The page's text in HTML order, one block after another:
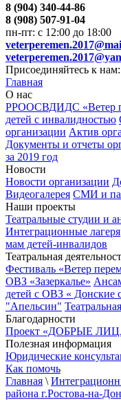
8 (904) 340-44-86
8 (908) 507-91-04
пн-пт: с 12:00 до 18:00
Присоединяйтесь к нам:
Главная
О нас
РРООСВДИДС «Ветер
детей с инвалидностью
организации Актив
Документы и отчеты
за 2019 год
Новости
Новости организации
Видеогалерея СМИ и
Наши проекты
Театральные студии и
Интеграционные лагеря
мам детей-инвалидов
Театральная
Фестиваль «Ветер
ОВЗ «Зазеркалье»
детей с ОВЗ « Донские
"Апельсин"
Благодарности
Проект «ДОБРЫЕ
Полезная информация
Юридические
Как помочь
Главная \
района г.Ростова-на-